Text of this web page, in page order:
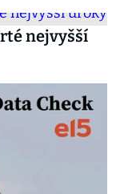
nejvyšší